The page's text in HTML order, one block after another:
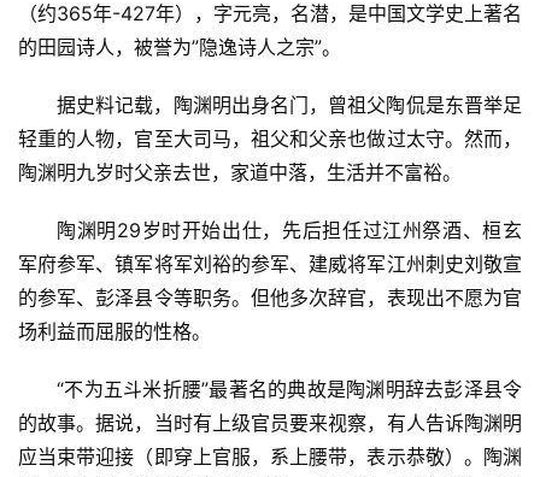
（约365年-427年），字元亮，名潜，是中国文学史上著名
的田园诗人，被誉为”隐逸诗人之宗”。
据史料记载，陶渊明出身名门，曾祖父陶侃是东晋举足
轻重的人物，官至大司马，祖父和父亲也做过太守。然而，
陶渊明九岁时父亲去世，家道中落，生活并不富裕。
陶渊明29岁时开始出仕，先后担任过江州祭酒、桓玄
军府参军、镇军将军刘裕的参军、建威将军江州刺史刘敬宣
的参军、彭泽县令等职务。但他多次辞官，表现出不愿为官
场利益而屈服的性格。
“不为五斗米折腰”最著名的典故是陶渊明辞去彭泽县令
的故事。据说，当时有上级官员要来视察，有人告诉陶渊明
应当束带迎接（即穿上官服，系上腰带，表示恭敬）。陶渊